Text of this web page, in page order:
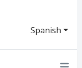
Spanish